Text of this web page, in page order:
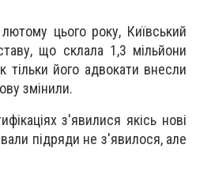
цього року, Київський
що склала 1,3 мільйони
його адвокати внесли
змінили.
з'явилися якісь нові
підряди не з'явилося, але